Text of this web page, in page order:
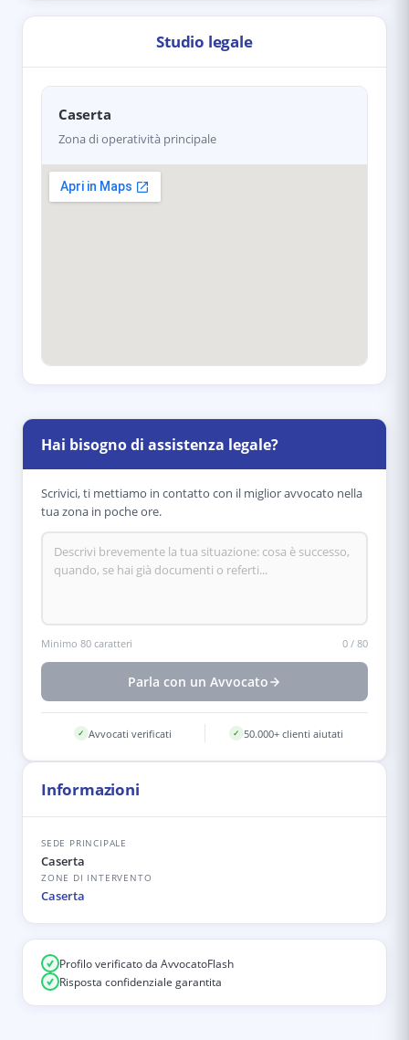
Studio legale
Caserta
Zona di operatività principale
Hai bisogno di assistenza legale?
Scrivici, ti mettiamo in contatto con il miglior avvocato nella
tua zona in poche ore.
Minimo 80 caratteri 0 / 80
Parla con un Avvocato
✓ Avvocati verificati ✓ 50.000+ clienti aiutati
Informazioni
SEDE PRINCIPALE
Caserta
ZONE DI INTERVENTO
Caserta
Profilo verificato da AvvocatoFlash
Risposta confidenziale garantita